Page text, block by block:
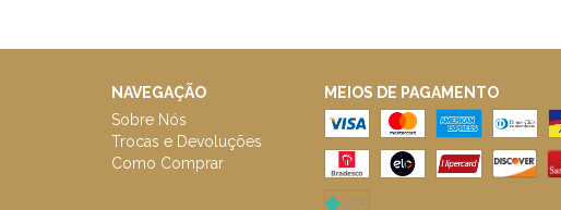
NAVEGAÇÃO
Sobre Nós
Trocas e Devoluções
Como Comprar
MEIOS DE PAGAMENTO